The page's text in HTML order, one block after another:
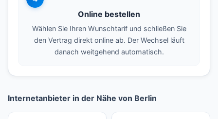
Online bestellen
Wählen Sie Ihren Wunschtarif und schließen Sie
den Vertrag direkt online ab. Der Wechsel läuft
danach weitgehend automatisch.
Internetanbieter in der Nähe von Berlin